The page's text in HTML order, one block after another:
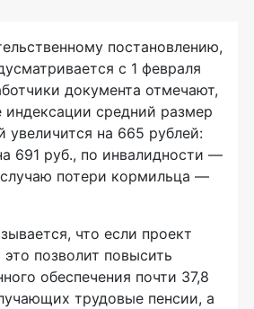
постановлению,
с 1 февраля
документа отмечают,
индексации средний размер
увеличится на 665 рублей:
691 руб., по инвалидности —
потери кормильца —
что если проект
это позволит повысить
обеспечения почти 37,8
трудовые пенсии, а